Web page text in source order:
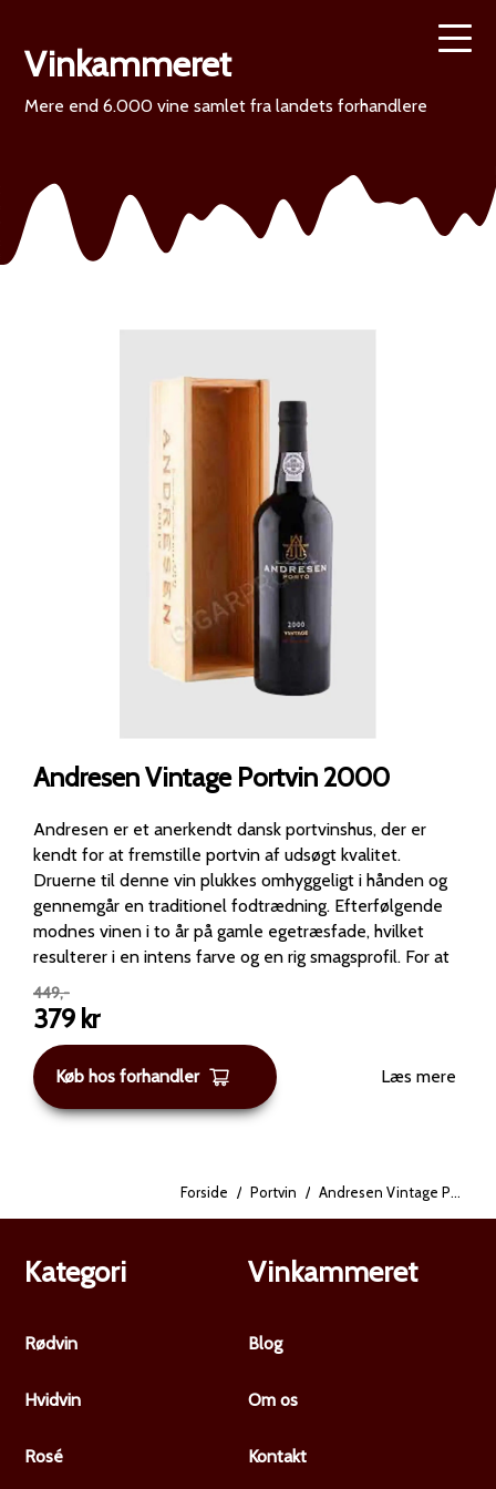
Vinkammeret
Mere end 6.000 vine samlet fra landets forhandlere
Andresen Vintage Portvin 2000
Andresen er et anerkendt dansk portvinshus, der er
kendt for at fremstille portvin af udsøgt kvalitet.
Druerne til denne vin plukkes omhyggeligt i hånden og
gennemgår en traditionel fodtrædning. Efterfølgende
modnes vinen i to år på gamle egetræsfade, hvilket
resulterer i en intens farve og en rig smagsprofil. For at
få den bedste oplevelse, anbefales det at dekantere
vinen i flere timer, eller du kan vælge at opbevare den i
op til 20 år. Vinen leveres i en elegant gaveæske,
hvilket gør den til en ideel gave til jul eller som en
delikat tilføjelse til risalamande.
449,-
379 kr
Køb hos forhandler Læs mere
Forside / Portvin / Andresen Vintage Portvin 2000
Kategori
Rødvin
Hvidvin
Rosé
Vinkammeret
Blog
Om os
Kontakt